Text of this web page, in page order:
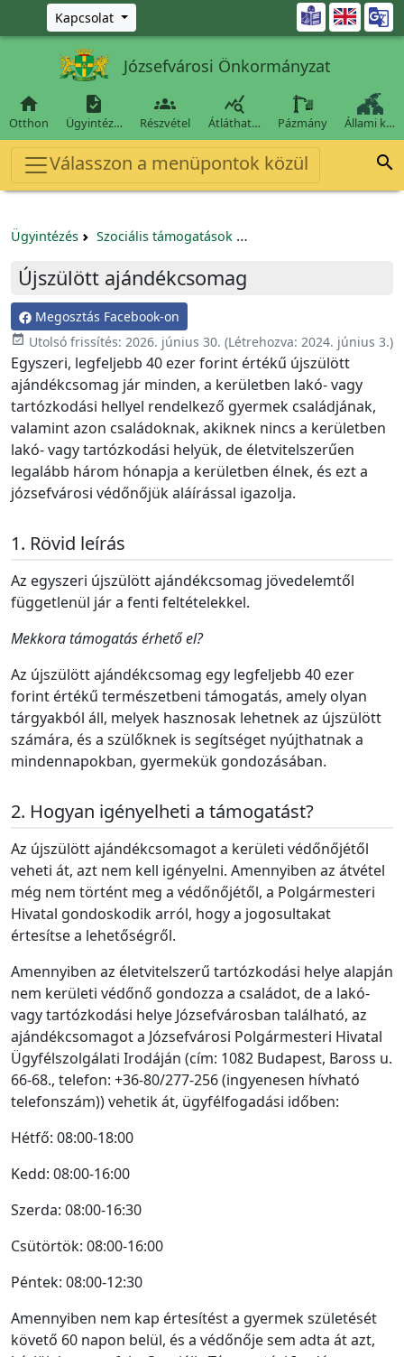
Ugrás a fő tartalomra
Kapcsolat 
Józsefvárosi Önkormányzat

Otthon

Ügyintéz…

Részvétel

Átláthat… Pázmány Állami k…
Válasszon a menüpontok közül 
Ügyintézés Szociális támogatások
Újszülött ajándékcsomag
Megosztás Facebook-on
event_available Utolsó frissítés: 2026. június 30. (Létrehozva: 2024. június 3.)
Egyszeri, legfeljebb 40 ezer forint értékű újszülött
ajándékcsomag jár minden, a kerületben lakó- vagy
tartózkodási hellyel rendelkező gyermek családjának,
valamint azon családoknak, akiknek nincs a kerületben
lakó- vagy tartózkodási helyük, de életvitelszerűen
legalább három hónapja a kerületben élnek, és ezt a
józsefvárosi védőnőjük aláírással igazolja.
Rövid leírás
Az egyszeri újszülött ajándékcsomag jövedelemtől
függetlenül jár a fenti feltételekkel.
Mekkora támogatás érhető el?
Az újszülött ajándékcsomag egy legfeljebb 40 ezer
forint értékű természetbeni támogatás, amely olyan
tárgyakból áll, melyek hasznosak lehetnek az újszülött
számára, és a szülőknek is segítséget nyújthatnak a
mindennapokban, gyermekük gondozásában.
Hogyan igényelheti a támogatást?
Az újszülött ajándékcsomagot a kerületi védőnőjétől
veheti át, azt nem kell igényelni. Amennyiben az átvétel
még nem történt meg a védőnőjétől, a Polgármesteri
Hivatal gondoskodik arról, hogy a jogosultakat
értesítse a lehetőségről.
Amennyiben az életvitelszerű tartózkodási helye alapján
nem kerületi védőnő gondozza a családot, de a lakó-
vagy tartózkodási helye Józsefvárosban található, az
ajándékcsomagot a Józsefvárosi Polgármesteri Hivatal
Ügyfélszolgálati Irodáján (cím: 1082 Budapest, Baross u.
66-68., telefon: +36-80/277-256 (ingyenesen hívható
telefonszám)) vehetik át, ügyfélfogadási időben:
Hétfő: 08:00-18:00
Kedd: 08:00-16:00
Szerda: 08:00-16:30
Csütörtök: 08:00-16:00
Péntek: 08:00-12:30
Amennyiben nem kap értesítést a gyermek születését
követő 60 napon belül, és a védőnője sem adta át azt,